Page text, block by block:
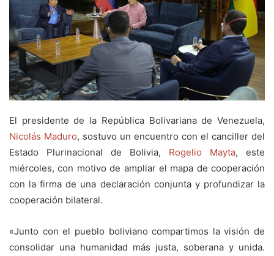
El presidente de la República Bolivariana de Venezuela,
Nicolás Maduro, sostuvo un encuentro con el canciller del
Estado Plurinacional de Bolivia, Rogelio Mayta, este
miércoles, con motivo de ampliar el mapa de cooperación
con la firma de una declaración conjunta y profundizar la
cooperación bilateral.
«Junto con el pueblo boliviano compartimos la visión de
consolidar una humanidad más justa, soberana y unida.